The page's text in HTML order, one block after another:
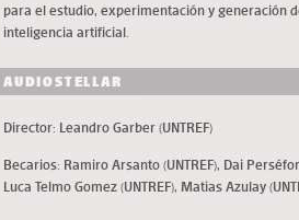
para el estudio, experimentación y generación
inteligencia artificial.
AUDIOSTELLAR
Director: Leandro Garber (UNTREF)
Becarios: Ramiro Arsanto (UNTREF), Dai
Luca Telmo Gomez (UNTREF), Matias Azulay